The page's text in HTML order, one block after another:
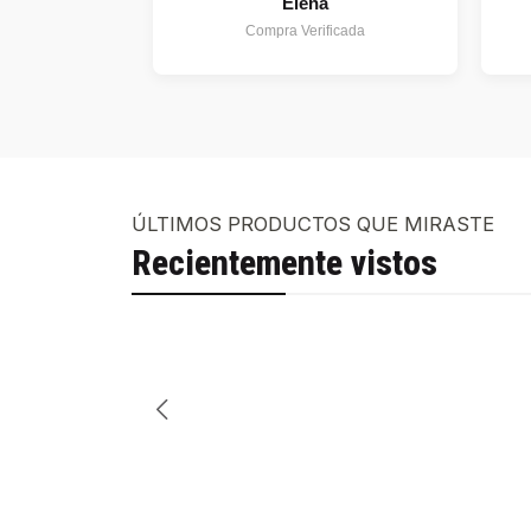
Compra Verificada
ÚLTIMOS PRODUCTOS QUE MIRASTE
Recientemente vistos